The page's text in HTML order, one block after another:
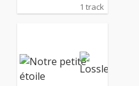
1 track